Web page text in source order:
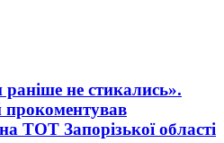
не стикались».
ТОТ Запорізької області